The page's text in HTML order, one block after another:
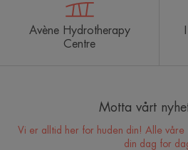
Avène Hydrotherapy
Centre
Motta vårt
Vi er alltid her for huden din! Alle våre
din dag for